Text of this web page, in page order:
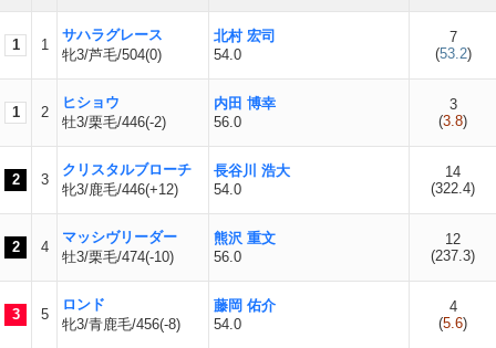
1 1
サハラグレース
牝3/芦毛/504(0)
北村 宏司
54.0
7
(53.2)
1 2
ヒショウ
牡3/栗毛/446(-2)
内田 博幸
56.0
3
(3.8)
2 3
クリスタルブローチ
牝3/鹿毛/446(+12)
長谷川 浩大
54.0
14
(322.4)
2 4
マッシヴリーダー
牡3/栗毛/474(-10)
熊沢 重文
56.0
12
(237.3)
3 5
ロンド
牝3/青鹿毛/456(-8)
藤岡 佑介
54.0
4
(5.6)